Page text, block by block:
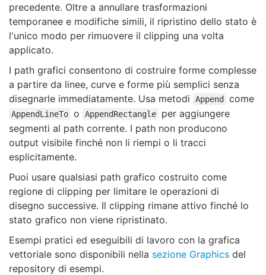
precedente. Oltre a annullare trasformazioni
temporanee e modifiche simili, il ripristino dello stato è
l'unico modo per rimuovere il clipping una volta
applicato.
I path grafici consentono di costruire forme complesse
a partire da linee, curve e forme più semplici senza
disegnarle immediatamente. Usa metodi
Append come
AppendLineTo o AppendRectangle
per aggiungere
segmenti al path corrente. I path non producono
output visibile finché non li riempi o li tracci
esplicitamente.
Puoi usare qualsiasi path grafico costruito come
regione di clipping per limitare le operazioni di
disegno successive. Il clipping rimane attivo finché lo
stato grafico non viene ripristinato.
Esempi pratici ed eseguibili di lavoro con la grafica
vettoriale sono disponibili nella sezione Graphics del
repository di esempi.